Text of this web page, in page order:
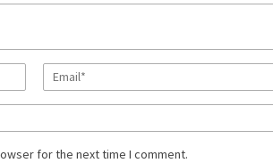
for the next time I comment.